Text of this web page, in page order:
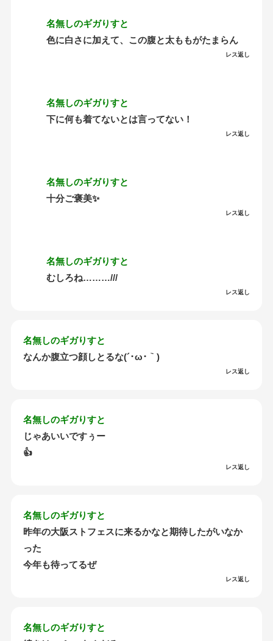
名無しのギガりすと
色に白さに加えて、この腹と太ももがたまらん
レス返し
名無しのギガりすと
下に何も着てないとは言ってない！
レス返し
名無しのギガりすと
十分ご褒美✨
レス返し
名無しのギガりすと
むしろね………///
レス返し
名無しのギガりすと
なんか腹立つ顔しとるな(´･ω･｀)
レス返し
名無しのギガりすと
じゃあいいですぅー
👍
レス返し
名無しのギガりすと
昨年の大阪ストフェスに来るかなと期待したがいなか
った
今年も待ってるぜ
レス返し
名無しのギガりすと